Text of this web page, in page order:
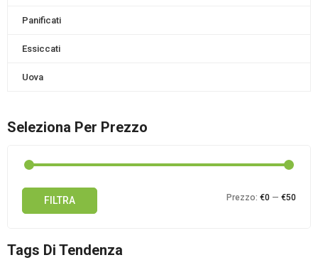
Panificati
Essiccati
Uova
Seleziona Per Prezzo
FILTRA Prezzo: €0 — €50
Tags Di Tendenza